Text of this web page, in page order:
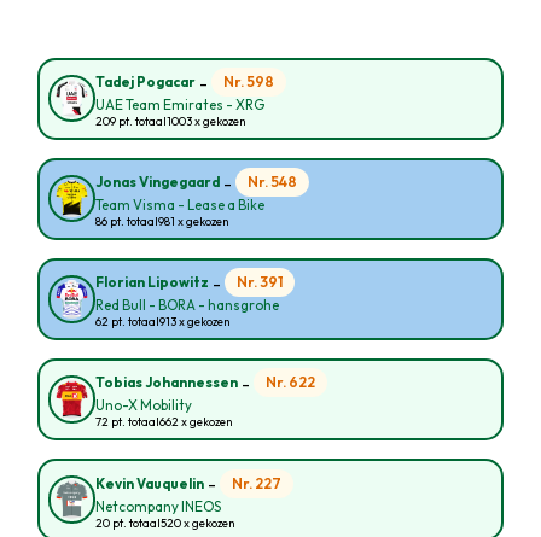
Tadej Pogacar - Nr. 598
UAE Team Emirates - XRG
209 pt. totaal1003 x gekozen
Jonas Vingegaard - Nr. 548
Team Visma - Lease a Bike
86 pt. totaal981 x gekozen
Florian Lipowitz - Nr. 391
Red Bull - BORA - hansgrohe
62 pt. totaal913 x gekozen
Tobias Johannessen - Nr. 622
Uno-X Mobility
72 pt. totaal662 x gekozen
Kevin Vauquelin - Nr. 227
Netcompany INEOS
20 pt. totaal520 x gekozen